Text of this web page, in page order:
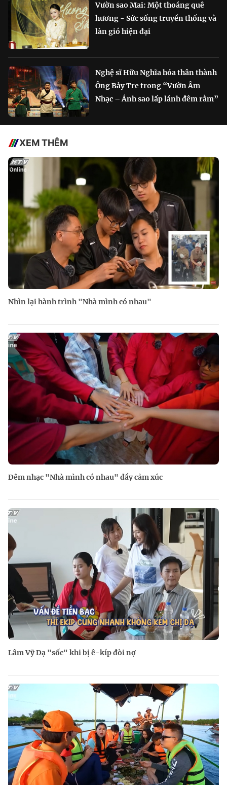
Vườn sao Mai: Một thoáng quê
hương - Sức sống truyền thống và
làn gió hiện đại
Nghệ sĩ Hữu Nghĩa hóa thân thành
Ông Bảy Tre trong “Vườn Âm
Nhạc – Ánh sao lấp lánh đêm rằm”
XEM THÊM
Nhìn lại hành trình "Nhà mình có nhau"
Đêm nhạc "Nhà mình có nhau" đầy cảm xúc
Lâm Vỹ Dạ "sốc" khi bị ê-kíp đòi nợ